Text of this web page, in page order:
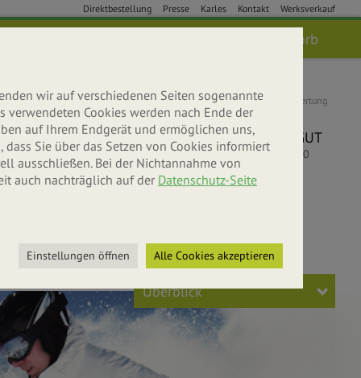
Direktbestellung Presse Karles Kontakt Werksverkauf
Warenkorb
Kundenbewertung
SEHR GUT
5.00
Überblick
wir auf verschiedenen Seiten sogenannte
verwendeten Cookies werden nach Ende der
auf Ihrem Endgerät und ermöglichen uns,
Sie über das Setzen von Cookies informiert
ausschließen. Bei der Nichtannahme von
auch nachträglich auf der Datenschutz-Seite
Alle Cookies akzeptieren
Einstellungen öffnen